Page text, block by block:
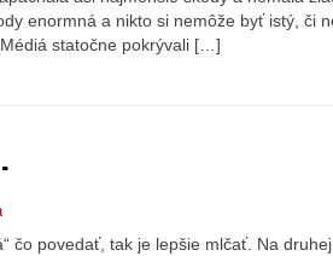
enormná a nikto si nemôže byť istý, či
statočne pokrývali […]
čo povedať, tak je lepšie mlčať. Na